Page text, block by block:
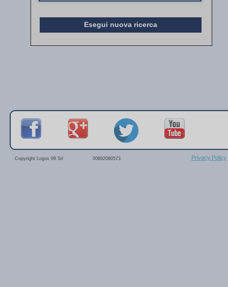
Copyright Logos 99 Srl 00892080573 Privacy Policy
Esegui nuova ricerca